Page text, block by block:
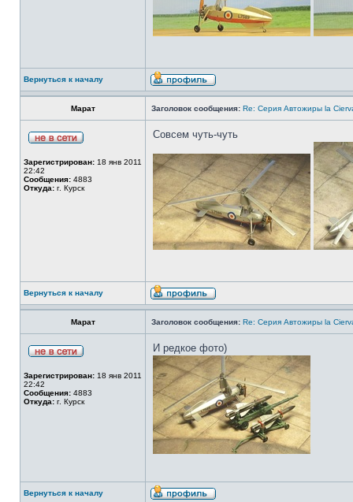
Вернуться к началу
Марат Заголовок сообщения: Re: Серия Автожиры la
Зарегистрирован: 18 янв 2011
22:42
Сообщения: 4883
Откуда: г. Курск
Совсем чуть-чуть
Вернуться к началу
Марат Заголовок сообщения: Re: Серия Автожиры la
Зарегистрирован: 18 янв 2011
22:42
Сообщения: 4883
Откуда: г. Курск
И редкое фото)
Вернуться к началу